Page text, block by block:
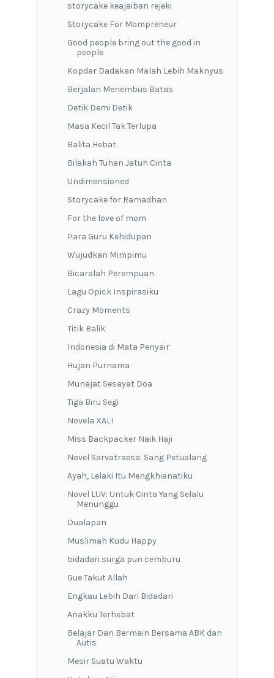
storycake keajaiban rejeki
Storycake For Mompreneur
Good people bring out the good in
people
Kopdar Dadakan Malah Lebih Maknyus
Berjalan Menembus Batas
Detik Demi Detik
Masa Kecil Tak Terlupa
Balita Hebat
Bilakah Tuhan Jatuh Cinta
Undimensioned
Storycake for Ramadhan
For the love of mom
Para Guru Kehidupan
Wujudkan Mimpimu
Bicaralah Perempuan
Lagu Opick Inspirasiku
Crazy Moments
Titik Balik
Indonesia di Mata Penyair
Hujan Purnama
Munajat Sesayat Doa
Tiga Biru Segi
Novela XALI
Miss Backpacker Naik Haji
Novel Sarvatraesa: Sang Petualang
Ayah, Lelaki Itu Mengkhianatiku
Novel LUV: Untuk Cinta Yang Selalu
Menunggu
Dualapan
Muslimah Kudu Happy
bidadari surga pun cemburu
Gue Takut Allah
Engkau Lebih Dari Bidadari
Anakku Terhebat
Belajar Dan Bermain Bersama ABK dan
Autis
Mesir Suatu Waktu